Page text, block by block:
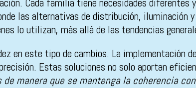
Cada familia tiene necesidades
las alternativas de distribución,
lo utilizan, más allá de las tendencias
en este tipo de cambios. La
Estas soluciones no solo aportan
manera que se mantenga la coherencia